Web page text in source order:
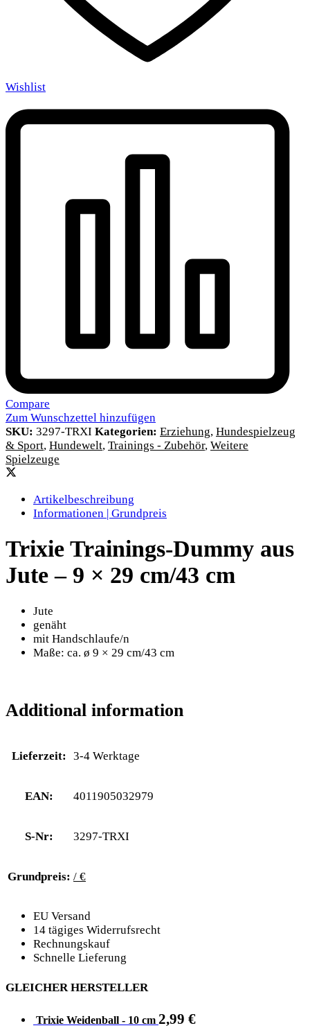
Wishlist
Compare
Zum Wunschzettel hinzufügen
SKU: 3297-TRXI Kategorien: Erziehung, Hundespielzeug
& Sport, Hundewelt, Trainings - Zubehör, Weitere
Spielzeuge
Artikelbeschreibung
Informationen | Grundpreis
Trixie Trainings-Dummy aus
Jute – 9 × 29 cm/43 cm
Jute
genäht
mit Handschlaufe/n
Maße: ca. ø 9 × 29 cm/43 cm
Additional information
Lieferzeit: 3-4 Werktage
EAN: 4011905032979
S-Nr: 3297-TRXI
Grundpreis: / €
EU Versand
14 tägiges Widerrufsrecht
Rechnungskauf
Schnelle Lieferung
GLEICHER HERSTELLER
Trixie Weidenball - 10 cm 2,99 €